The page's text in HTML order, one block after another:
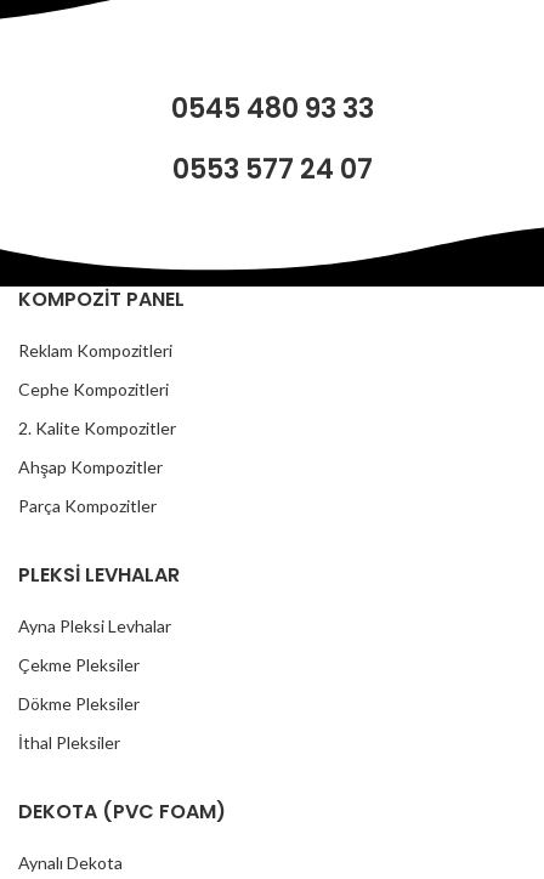
0545 480 93 33
0553 577 24 07
KOMPOZİT PANEL
Reklam Kompozitleri
Cephe Kompozitleri
2. Kalite Kompozitler
Ahşap Kompozitler
Parça Kompozitler
PLEKSİ LEVHALAR
Ayna Pleksi Levhalar
Çekme Pleksiler
Dökme Pleksiler
İthal Pleksiler
DEKOTA (PVC FOAM)
Aynalı Dekota